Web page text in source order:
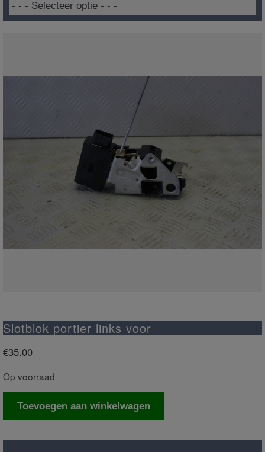
Slotblok portier links voor
€35.00
Op voorraad
Slotblok
Toevoegen aan winkelwagen